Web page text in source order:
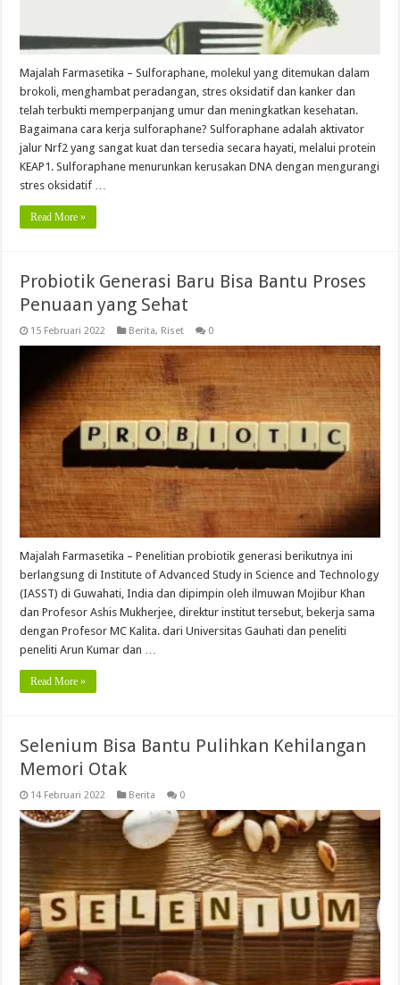
Majalah Farmasetika – Sulforaphane, molekul yang ditemukan dalam
brokoli, menghambat peradangan, stres oksidatif dan kanker dan
telah terbukti memperpanjang umur dan meningkatkan kesehatan.
Bagaimana cara kerja sulforaphane? Sulforaphane adalah aktivator
jalur Nrf2 yang sangat kuat dan tersedia secara hayati, melalui protein
KEAP1. Sulforaphane menurunkan kerusakan DNA dengan mengurangi
stres oksidatif …
Read More »
Probiotik Generasi Baru Bisa Bantu Proses
Penuaan yang Sehat
15 Februari 2022 Berita, Riset 0
Majalah Farmasetika – Penelitian probiotik generasi berikutnya ini
berlangsung di Institute of Advanced Study in Science and Technology
(IASST) di Guwahati, India dan dipimpin oleh ilmuwan Mojibur Khan
dan Profesor Ashis Mukherjee, direktur institut tersebut, bekerja sama
dengan Profesor MC Kalita. dari Universitas Gauhati dan peneliti
peneliti Arun Kumar dan …
Read More »
Selenium Bisa Bantu Pulihkan Kehilangan
Memori Otak
14 Februari 2022 Berita 0